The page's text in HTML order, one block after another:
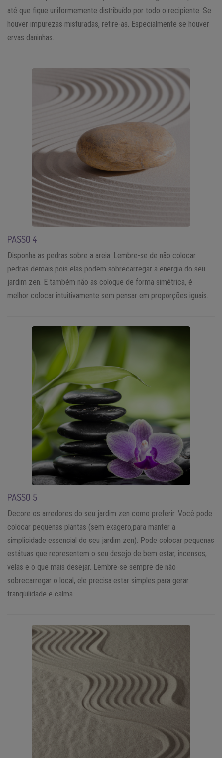
até que fique uniformemente distribuído por todo o recipiente. Se
houver impurezas misturadas, retire-as. Especialmente se houver
ervas daninhas.
PASSO 4
Disponha as pedras sobre a areia. Lembre-se de não colocar
pedras demais pois elas podem sobrecarregar a energia do seu
jardim zen. E também não as coloque de forma simétrica, é
melhor colocar intuitivamente sem pensar em proporções iguais.
PASSO 5
Decore os arredores do seu jardim zen como preferir. Você pode
colocar pequenas plantas (sem exagero,para manter a
simplicidade essencial do seu jardim zen). Pode colocar pequenas
estátuas que representem o seu desejo de bem estar, incensos,
velas e o que mais desejar. Lembre-se sempre de não
sobrecarregar o local, ele precisa estar simples para gerar
tranqüilidade e calma.